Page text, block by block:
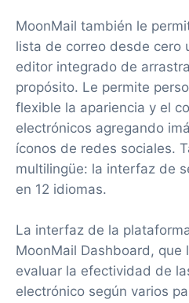
MoonMail también le
lista de correo desde cero
editor integrado de
propósito. Le permite
flexible la apariencia y el
electrónicos agregando
íconos de redes sociales.
multilingüe: la interfaz de
en 12 idiomas.
La interfaz de la
MoonMail Dashboard, que
evaluar la efectividad de
electrónico según varios